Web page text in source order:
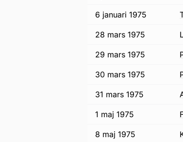
6 januari 1975
28 mars 1975
29 mars 1975
30 mars 1975
31 mars 1975
1 maj 1975
8 maj 1975